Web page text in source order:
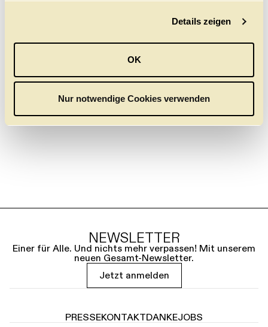
l
Details zeigen
OK
Nur notwendige Cookies verwenden
WOLFGANG AMADEUS MOZART
19.9. / 24.9. / 29.9. / 4
NEWSLETTER
Einer für Alle. Und nichts mehr verpassen! Mit unserem
neuen Gesamt-Newsletter.
Jetzt anmelden
PRESSEKONTAKTDANKEJOBS